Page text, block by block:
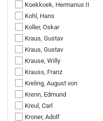
Koekkoek, Hermanus II
Kohl, Hans
Koller, Oskar
Kraus, Gustav
Kraus, Gustav
Krause, Willy
Krauss, Franz
Kreling, August von
Krenn, Edmund
Kreul, Carl
Kroner, Adolf